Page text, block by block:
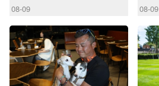
08-09
08-09